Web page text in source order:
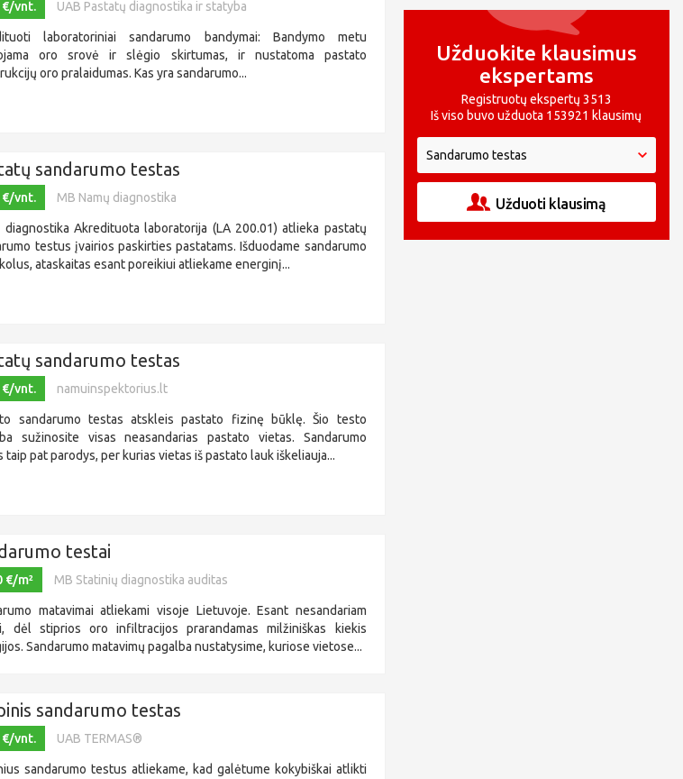
€/vnt. UAB Pastatų diagnostika ir statyba
laboratoriniai sandarumo bandymai: Bandymo metu
oro srovė ir slėgio skirtumas, ir nustatoma pastato
oro pralaidumas. Kas yra sandarumo...
sandarumo testas
€/vnt. MB Namų diagnostika
diagnostika Akredituota laboratorija (LA 200.01) atlieka pastatų
testus įvairios paskirties pastatams. Išduodame sandarumo
ataskaitas esant poreikiui atliekame energinį...
sandarumo testas
€/vnt. namuinspektorius.lt
sandarumo testas atskleis pastato fizinę būklę. Šio testo
sužinosite visas neasandarias pastato vietas. Sandarumo
taip pat parodys, per kurias vietas iš pastato lauk iškeliauja...
testai
€/m² MB Statinių diagnostika auditas
matavimai atliekami visoje Lietuvoje. Esant nesandariam
dėl stiprios oro infiltracijos prarandamas milžiniškas kiekis
Sandarumo matavimų pagalba nustatysime, kuriose vietose...
sandarumo testas
€/vnt. UAB TERMAS®
sandarumo testus atliekame, kad galėtume kokybiškai atlikti
Užduokite klausimus
ekspertams
Registruotų ekspertų 3513
Iš viso buvo užduota 153921 klausimų
Užduoti klausimą